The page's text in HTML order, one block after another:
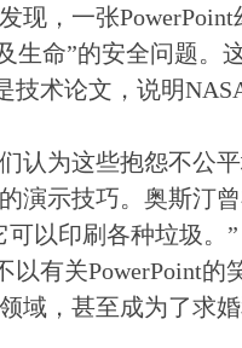
现，一张
生命”的安全问题。
技术论文，说明
认为这些抱怨不公
演示技巧。奥斯汀
以印刷各种垃圾。”
以有关PowerPoint的
域，甚至成为了求